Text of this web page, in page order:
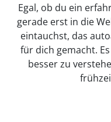
Egal, ob du ein
gerade erst in die
eintauchst, das
für dich gemacht.
besser zu